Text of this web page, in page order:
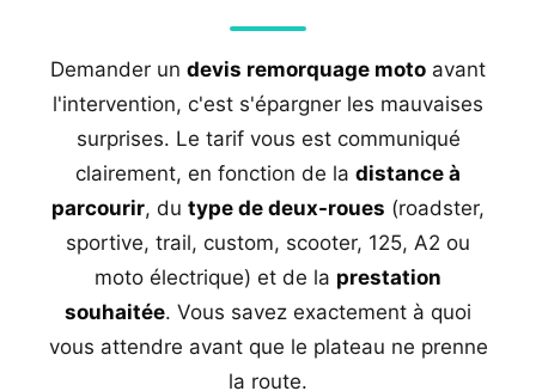
Demander un devis remorquage moto avant
l'intervention, c'est s'épargner les mauvaises
surprises. Le tarif vous est communiqué
clairement, en fonction de la distance à
parcourir, du type de deux-roues (roadster,
sportive, trail, custom, scooter, 125, A2 ou
moto électrique) et de la prestation
souhaitée. Vous savez exactement à quoi
vous attendre avant que le plateau ne prenne
la route.